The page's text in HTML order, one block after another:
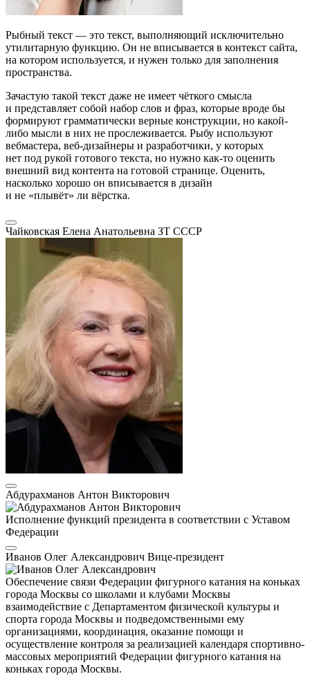
Рыбный текст — это текст, выполняющий исключительно
утилитарную функцию. Он не вписывается в контекст сайта,
на котором используется, и нужен только для заполнения
пространства.
Зачастую такой текст даже не имеет чёткого смысла
и представляет собой набор слов и фраз, которые вроде бы
формируют грамматически верные конструкции, но какой-
либо мысли в них не прослеживается. Рыбу используют
вебмастера, веб-дизайнеры и разработчики, у которых
нет под рукой готового текста, но нужно как-то оценить
внешний вид контента на готовой странице. Оценить,
насколько хорошо он вписывается в дизайн
и не «плывёт» ли вёрстка.
Чайковская Елена Анатольевна ЗТ СССР
Абдурахманов Антон Викторович
Исполнение функций президента в соответствии с Уставом
Федерации
Иванов Олег Александрович Вице-президент
Обеспечение связи Федерации фигурного катания на коньках
города Москвы со школами и клубами Москвы
взаимодействие с Департаментом физической культуры и
спорта города Москвы и подведомственными ему
организациями, координация, оказание помощи и
осуществление контроля за реализацией календаря спортивно-
массовых мероприятий Федерации фигурного катания на
коньках города Москвы.